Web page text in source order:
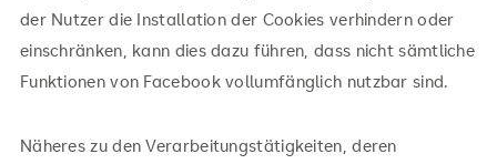
der Nutzer die Installation der Cookies verhindern oder
einschränken, kann dies dazu führen, dass nicht sämtliche
Funktionen von Facebook vollumfänglich nutzbar sind.
Näheres zu den Verarbeitungstätigkeiten, deren